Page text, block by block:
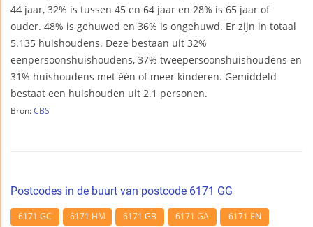
44 jaar, 32% is tussen 45 en 64 jaar en 28% is 65 jaar of
ouder. 48% is gehuwed en 36% is ongehuwd. Er zijn in totaal
5.135 huishoudens. Deze bestaan uit 32%
eenpersoonshuishoudens, 37% tweepersoonshuishoudens en
31% huishoudens met één of meer kinderen. Gemiddeld
bestaat een huishouden uit 2.1 personen.
Bron: CBS
Postcodes in de buurt van postcode 6171 GG
6171 GC 6171 HM 6171 GB 6171 GA
6171 EN